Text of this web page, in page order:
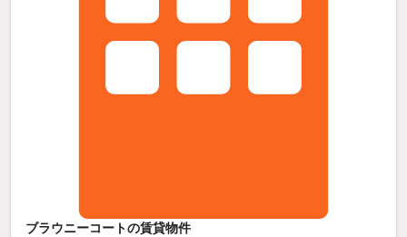
ブラウニーコートの賃貸物件